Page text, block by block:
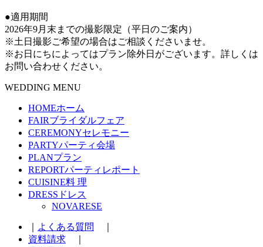
●適用期間
2026年9月末までの撮影限定（平日のご案内）
※土日撮影ご希望の場合はご相談くださいませ。
※お日にちによってはプラン除外日がございます。詳しくは
お問い合わせください。
WEDDING MENU
HOMEホーム
FAIRブライダルフェア
CEREMONYセレモニー
PARTYパーティ会場
PLANプラン
REPORTパーティレポート
CUISINE料 理
DRESS ドレス
NOVARESE
よくある質問
資料請求